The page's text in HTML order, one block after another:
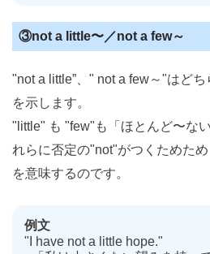
③not a little〜／not a few～
"not a little”、" not a few～"はどち
を示します。
"little" も "few"も「ほとんど〜な
れらに否定の"not"がつくためため
を意味するのです。
例文
"I have not a little hope."